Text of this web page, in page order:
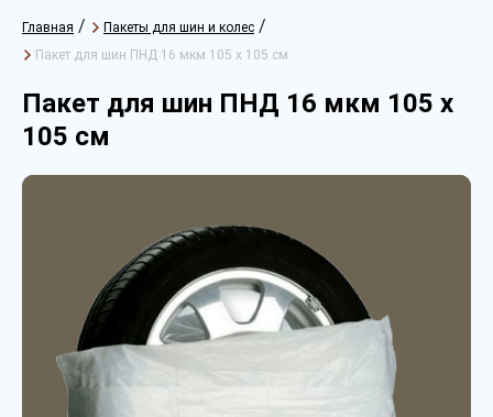
Главная / Пакеты для шин и колес /
Пакет для шин ПНД 16 мкм 105 х 105 см
Пакет для шин ПНД 16 мкм 105 х
105 см